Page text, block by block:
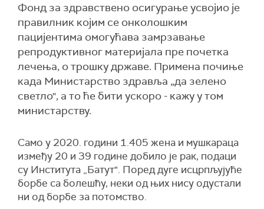
Фонд за здравствено осигурање усвојио је
правилник којим се онколошким
пацијентима омогућава замрзавање
репродуктивног материјала пре почетка
лечења, о трошку државе. Примена почиње
када Министарство здравља „да зелено
светло", а то ће бити ускоро - кажу у том
министарству.
Само у 2020. години 1.405 жена и мушкараца
између 20 и 39 године добило је рак, подаци
су Института „Батут". Поред дуге исцрпљујуће
борбе са болешћу, неки од њих нису одустали
ни од борбе за потомство.